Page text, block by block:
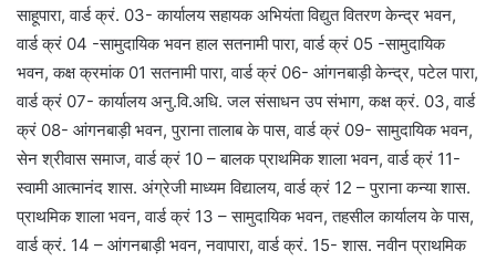
साहूपारा, वार्ड क्रं. 03- कार्यालय सहायक अभियंता विद्युत वितरण केन्द्र भवन,
वार्ड क्रं 04 -सामुदायिक भवन हाल सतनामी पारा, वार्ड क्रं 05 -सामुदायिक
भवन, कक्ष क्रमांक 01 सतनामी पारा, वार्ड क्रं 06- आंगनबाड़ी केन्द्र, पटेल पारा,
वार्ड क्रं 07- कार्यालय अनु.वि.अधि. जल संसाधन उप संभाग, कक्ष क्रं. 03, वार्ड
क्रं 08- आंगनबाड़ी भवन, पुराना तालाब के पास, वार्ड क्रं 09- सामुदायिक भवन,
सेन श्रीवास समाज, वार्ड क्रं 10 – बालक प्राथमिक शाला भवन, वार्ड क्रं 11-
स्वामी आत्मानंद शास. अंग्रेजी माध्यम विद्यालय, वार्ड क्रं 12 – पुराना कन्या शास.
प्राथमिक शाला भवन, वार्ड क्रं 13 – सामुदायिक भवन, तहसील कार्यालय के पास,
वार्ड क्रं. 14 – आंगनबाड़ी भवन, नवापारा, वार्ड क्रं. 15- शास. नवीन प्राथमिक